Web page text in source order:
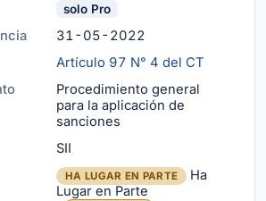
solo Pro
31-05-2022
Artículo 97 N° 4 del CT
Procedimiento general
para la aplicación de
sanciones
SII
HA LUGAR EN PARTE
Ha
Lugar en Parte